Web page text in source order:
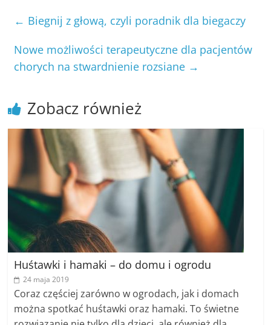
← Biegnij z głową, czyli poradnik dla biegaczy
Nowe możliwości terapeutyczne dla pacjentów
chorych na stwardnienie rozsiane →
Zobacz również
Huśtawki i hamaki – do domu i ogrodu
24 maja 2019
Coraz częściej zarówno w ogrodach, jak i domach
można spotkać huśtawki oraz hamaki. To świetne